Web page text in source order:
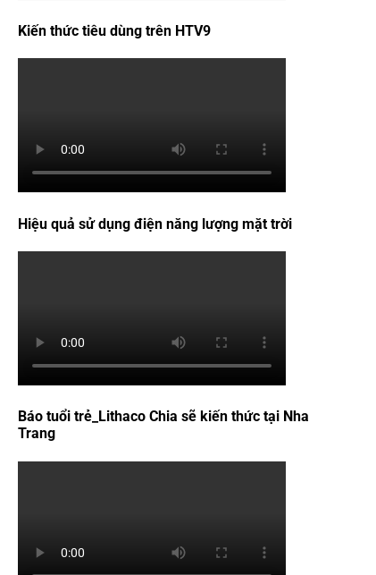
Kiến thức tiêu dùng trên HTV9
Hiệu quả sử dụng điện năng lượng mặt trời
Báo tuổi trẻ_Lithaco Chia sẽ kiến thức tại Nha
Trang